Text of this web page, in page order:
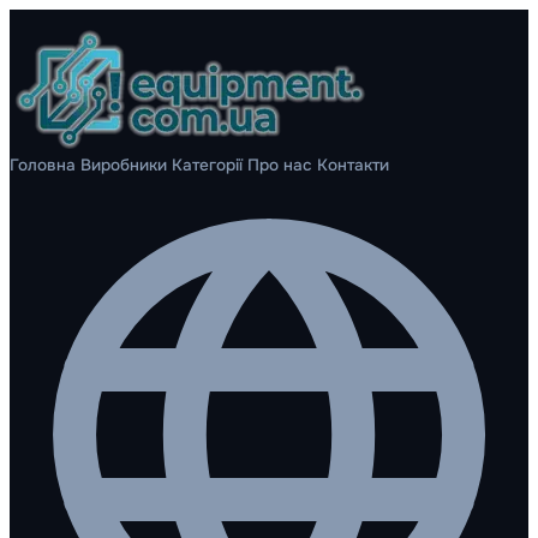
Головна Виробники Категорії Про нас Контакти